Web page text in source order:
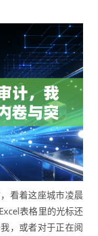
看着这座城市凌晨
表格里的光标还
，或者对于正在阅